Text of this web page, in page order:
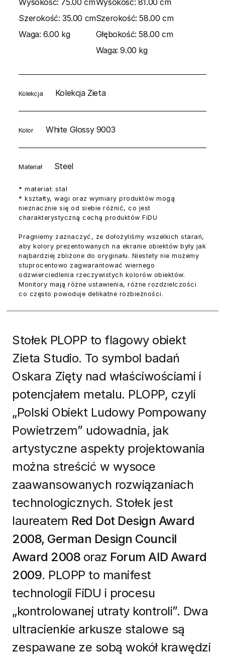
Szerokość:35.00 cm
Waga:6.00 kg
Szerokość:58.00 cm
Głębokość:58.00 cm
Waga:9.00 kg
Kolekcja Kolekcja Zieta
Kolor White Glossy 9003
Materiał Steel
* materiał: stal
* kształty, wagi oraz wymiary produktów mogą
nieznacznie się od siebie różnić, co jest
charakterystyczną cechą produktów FiDU
Pragniemy zaznaczyć, że dołożyliśmy wszelkich starań,
aby kolory prezentowanych na ekranie obiektów były jak
najbardziej zbliżone do oryginału. Niestety nie możemy
stuprocentowo zagwarantować wiernego
odzwierciedlenia rzeczywistych kolorów obiektów.
Monitory mają różne ustawienia, różne rozdzielczości
co często powoduje delikatne rozbieżności.
Stołek PLOPP to flagowy obiekt
Zieta Studio. To symbol badań
Oskara Zięty nad właściwościami i
potencjałem metalu. PLOPP, czyli
„Polski Obiekt Ludowy Pompowany
Powietrzem” udowadnia, jak
artystyczne aspekty projektowania
można streścić w wysoce
zaawansowanych rozwiązaniach
technologicznych. Stołek jest
laureatem Red Dot Design Award
2008, German Design Council
Award 2008 oraz Forum AID Award
2009. PLOPP to manifest
technologii FiDU i procesu
„kontrolowanej utraty kontroli”. Dwa
ultracienkie arkusze stalowe są
zespawane ze sobą wokół krawędzi